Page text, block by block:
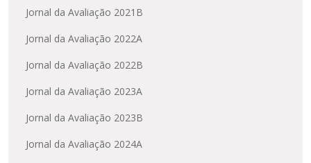
Jornal da Avaliação 2021B
Jornal da Avaliação 2022A
Jornal da Avaliação 2022B
Jornal da Avaliação 2023A
Jornal da Avaliação 2023B
Jornal da Avaliação 2024A